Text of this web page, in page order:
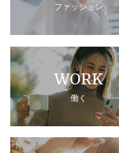
ファッション
WORK
働く